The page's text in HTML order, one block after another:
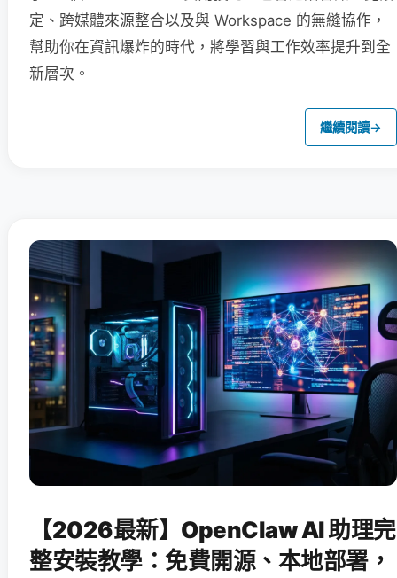
定、跨媒體來源整合以及與 Workspace 的無縫協作，
幫助你在資訊爆炸的時代，將學習與工作效率提升到全
新層次。
繼續閱讀→
【2026最新】OpenClaw AI 助理完
整安裝教學：免費開源、本地部署，